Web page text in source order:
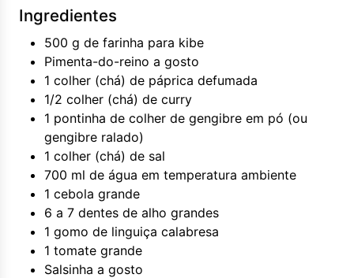
Ingredientes
500 g de farinha para kibe
Pimenta-do-reino a gosto
1 colher (chá) de páprica defumada
1/2 colher (chá) de curry
1 pontinha de colher de gengibre em pó (ou
gengibre ralado)
1 colher (chá) de sal
700 ml de água em temperatura ambiente
1 cebola grande
6 a 7 dentes de alho grandes
1 gomo de linguiça calabresa
1 tomate grande
Salsinha a gosto